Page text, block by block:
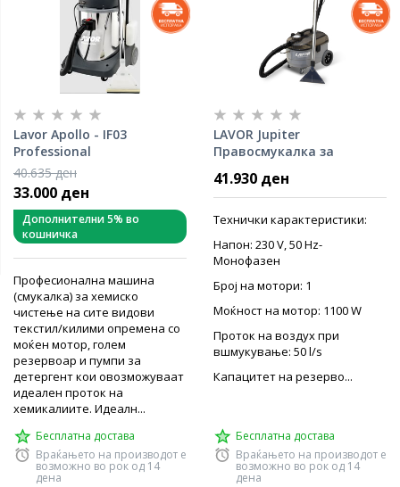
Lavor Аpollo - IF03
Professional
Правосмукалка
40.635 ден
33.000 ден
Дополнителни 5% во
кошничка
Професионална машина
(смукалка) за хемиско
чистење на сите видови
текстил/килими опремена со
моќен мотор, голем
резервоар и пумпи за
детергент кои овозможуваат
идеален проток на
хемикалиите. Идеалн...
Бесплатна достава
Враќањето на производот е
возможно во рок од 14
дена
LAVOR Jupiter
Правосмукалка за
41.930 ден
Технички карактеристики:
Напон: 230 V, 50 Hz-
Moнофазен
Број на мотори: 1
Моќност на мотор: 1100 W
Проток на воздух при
вшмукување: 50 l/s
Капацитет на резерво...
Бесплатна достава
Враќањето на производот е
возможно во рок од 14
дена